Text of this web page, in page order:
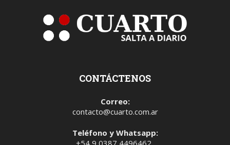
CONTÁCTENOS
Correo:
contacto@cuarto.com.ar
Teléfono y Whatsapp:
+54 9 0387 4496462